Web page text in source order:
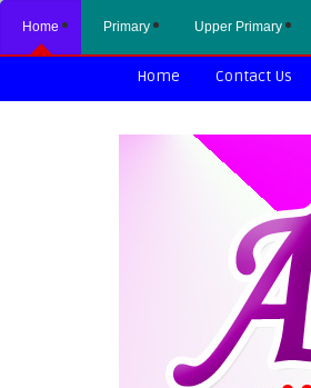
Home Primary Upper Primary
Home Contact Us